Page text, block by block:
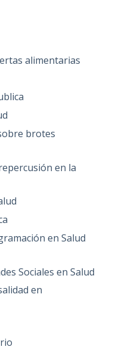
alimentarias
brotes
en la
en Salud
Sociales en Salud
en